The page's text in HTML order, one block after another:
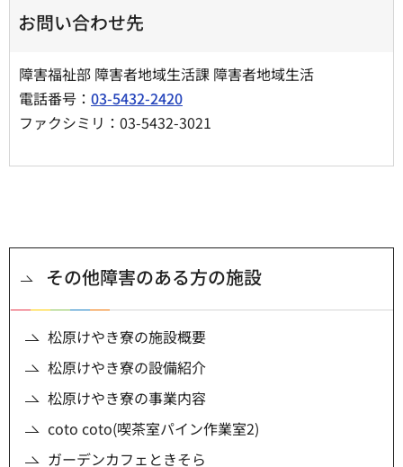
お問い合わせ先
障害福祉部 障害者地域生活課 障害者地域生活
電話番号： 03-5432-2420
ファクシミリ：03-5432-3021
その他障害のある方の施設
松原けやき寮の施設概要
松原けやき寮の設備紹介
松原けやき寮の事業内容
coto coto(喫茶室パイン作業室2)
ガーデンカフェときそら